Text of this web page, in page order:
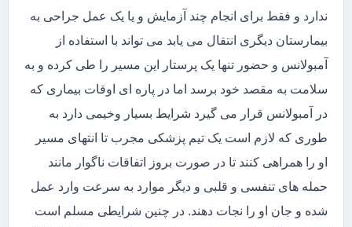
ندارد و فقط برای انجام چند آزمایش و یا یک عمل جراحی به
بیمارستان دیگری انتقال می یابد می تواند با استفاده از
آمبولانس و حضور تنها یک پرستار این مسیر را طی کرده و به
سلامت به مقصد خود برسد اما در پاره ای اوقات بیماری که
در آمبولانس قرار می گیرد شرایط بسیار وخیمی دارد به
طوری که لازم است یک تیم پزشکی مجرب تا انتهای مسیر
او را همراهی کنند تا در صورت بروز اتفاقات ناگوار مانند
حمله های تنفسی و قلبی و دیگر موارد به سرعت وارد عمل
شده و جان او را نجات دهند. در چنین شرایطی مسلم است